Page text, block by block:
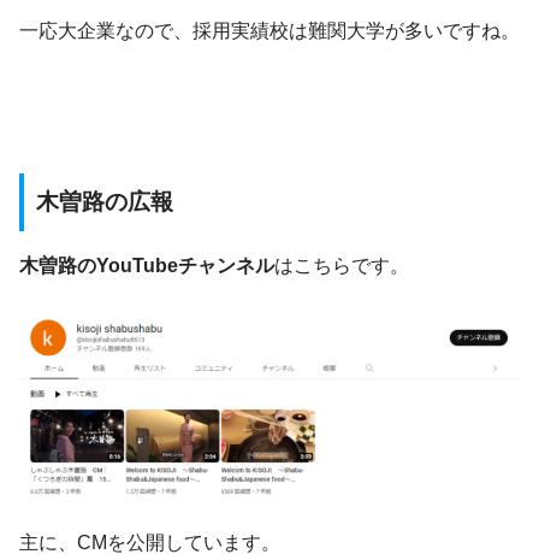
一応大企業なので、採用実績校は難関大学が多いですね。
木曽路の広報
木曽路のYouTubeチャンネルはこちらです。
主に、CMを公開しています。